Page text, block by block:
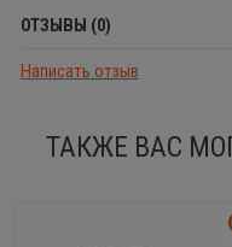
ОТЗЫВЫ (0)
Написать отзыв
ТАКЖЕ ВАС